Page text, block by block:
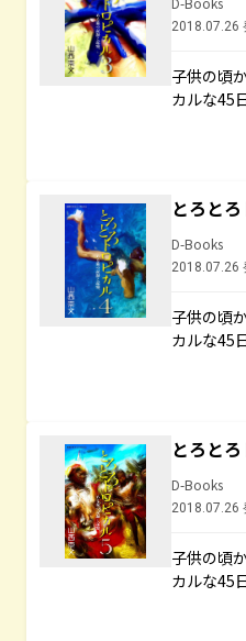
2018.07.26
子供の頃
カルな45
とろと
D-Books
2018.07.26
子供の頃
カルな45
とろと
D-Books
2018.07.26
子供の頃
カルな45